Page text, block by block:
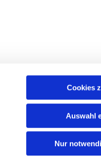
Cookies
Auswahl
Nur